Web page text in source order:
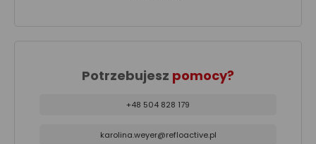
Potrzebujesz pomocy?
+48 504 828 179
karolina.weyer@refloactive.pl